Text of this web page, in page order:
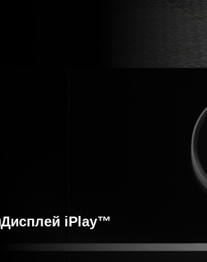
Дисплей iPlay™